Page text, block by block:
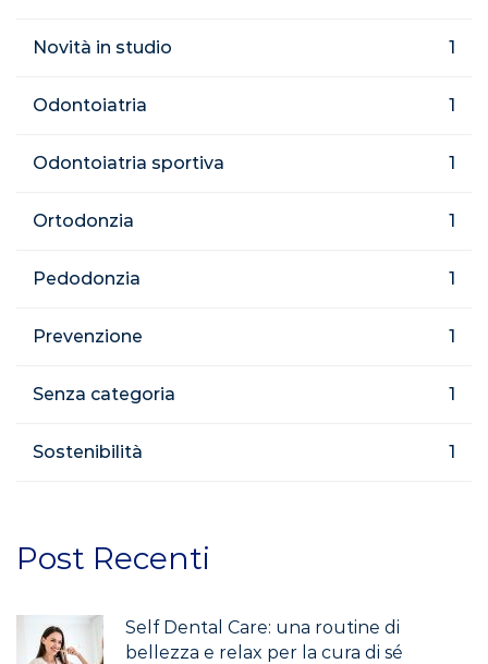
Novità in studio 1
Odontoiatria 1
Odontoiatria sportiva 1
Ortodonzia 1
Pedodonzia 1
Prevenzione 1
Senza categoria 1
Sostenibilità 1
Post Recenti
Self Dental Care: una routine di
bellezza e relax per la cura di sé